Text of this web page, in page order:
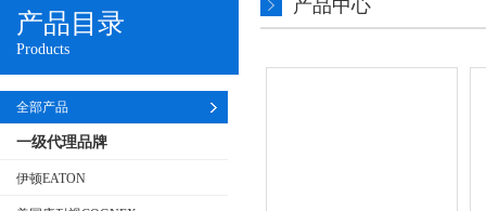
产品目录
Products
全部产品
一级代理品牌
伊顿EATON
产品中心